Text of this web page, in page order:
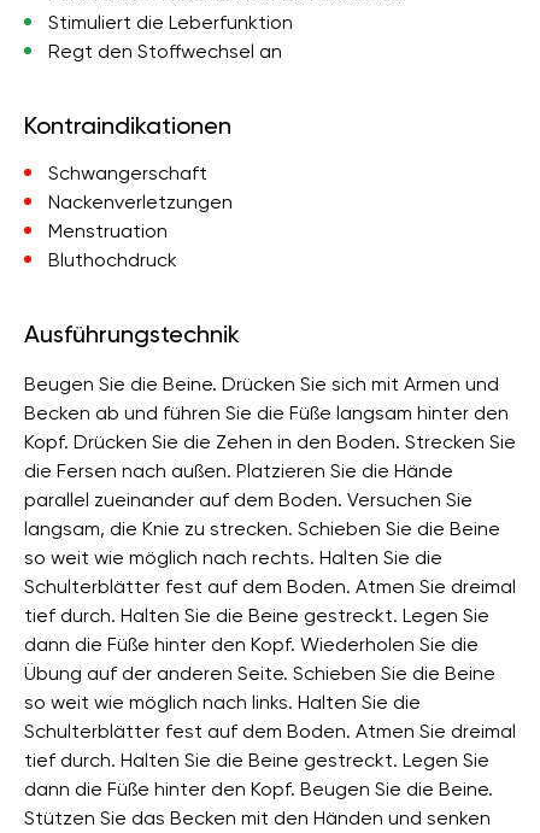
Stimuliert die Leberfunktion
Regt den Stoffwechsel an
Kontraindikationen
Schwangerschaft
Nackenverletzungen
Menstruation
Bluthochdruck
Ausführungstechnik
Beugen Sie die Beine. Drücken Sie sich mit Armen und
Becken ab und führen Sie die Füße langsam hinter den
Kopf. Drücken Sie die Zehen in den Boden. Strecken Sie
die Fersen nach außen. Platzieren Sie die Hände
parallel zueinander auf dem Boden. Versuchen Sie
langsam, die Knie zu strecken. Schieben Sie die Beine
so weit wie möglich nach rechts. Halten Sie die
Schulterblätter fest auf dem Boden. Atmen Sie dreimal
tief durch. Halten Sie die Beine gestreckt. Legen Sie
dann die Füße hinter den Kopf. Wiederholen Sie die
Übung auf der anderen Seite. Schieben Sie die Beine
so weit wie möglich nach links. Halten Sie die
Schulterblätter fest auf dem Boden. Atmen Sie dreimal
tief durch. Halten Sie die Beine gestreckt. Legen Sie
dann die Füße hinter den Kopf. Beugen Sie die Beine.
Stützen Sie das Becken mit den Händen und senken